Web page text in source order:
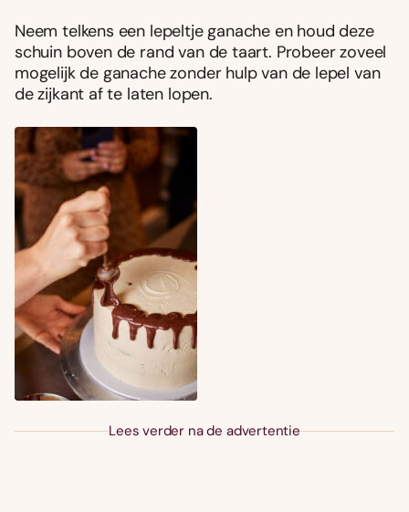
Neem telkens een lepeltje ganache en houd deze
schuin boven de rand van de taart. Probeer zoveel
mogelijk de ganache zonder hulp van de lepel van
de zijkant af te laten lopen.
Lees verder na de advertentie